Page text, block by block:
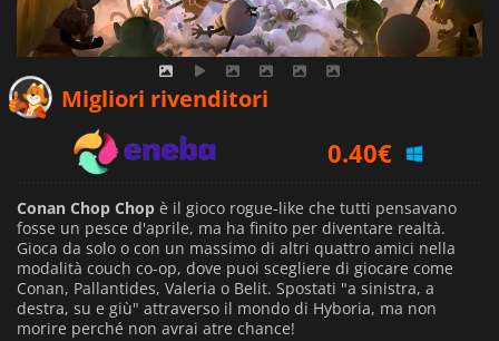
Migliori rivenditori
0.40€
7.19€
Conan Chop Chop è il gioco rogue-like che tutti pensavano
fosse un pesce d'aprile, ma ha finito per diventare realtà.
Gioca da solo o con un massimo di altri quattro amici nella
modalità couch co-op, dove puoi scegliere di giocare come
Conan, Pallantides, Valeria o Belit. Spostati "a sinistra, a
destra, su e giù" attraverso il mondo di Hyboria, ma non
morire perché non avrai atre chance!